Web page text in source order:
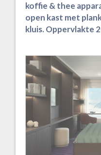
koffie & thee
open kast met
kluis. Oppervlakte